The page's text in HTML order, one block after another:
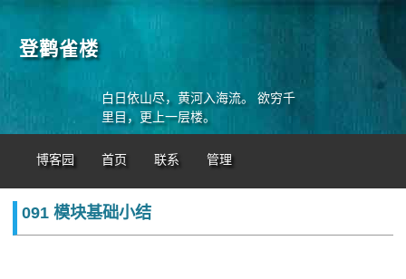
登鹳雀楼
白日依山尽，黄河入海流。 欲穷千
里目，更上一层楼。
博客园 首页 联系 管理
091 模块基础小结